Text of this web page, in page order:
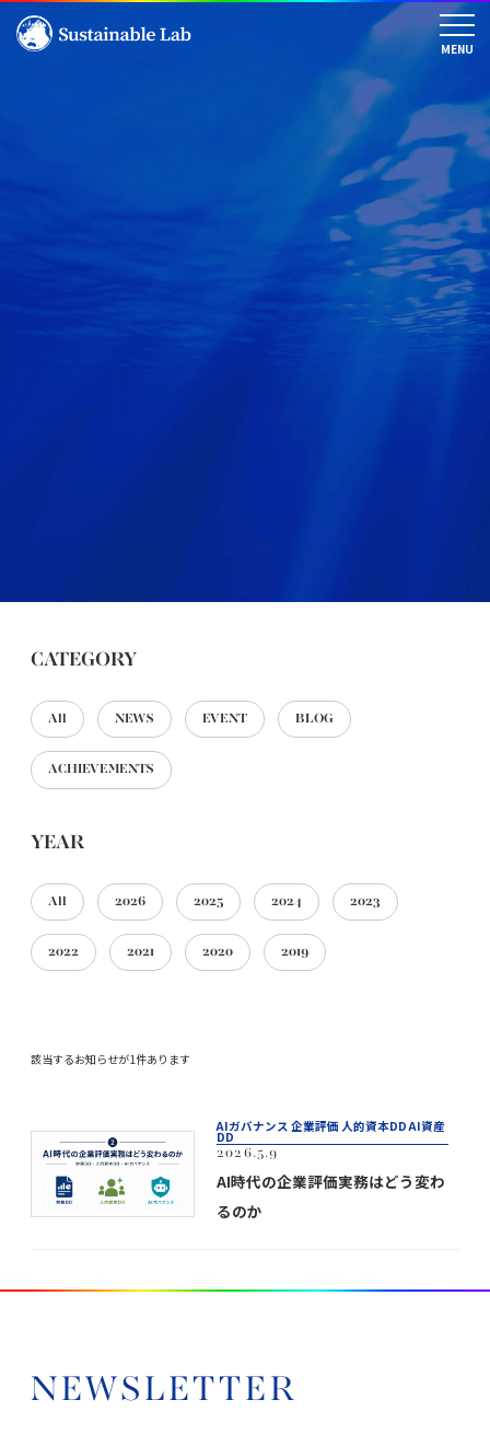
CATEGORY
All NEWS EVENT BLOG
ACHIEVEMENTS
YEAR
All 2026 2025 2024 2023
2022 2021 2020 2019
該当するお知らせが1件あります
AIガバナンス 企業評価 人的資本DD AI資産
DD
2026.5.9
AI時代の企業評価実務はどう変わ
るのか
NEWSLETTER